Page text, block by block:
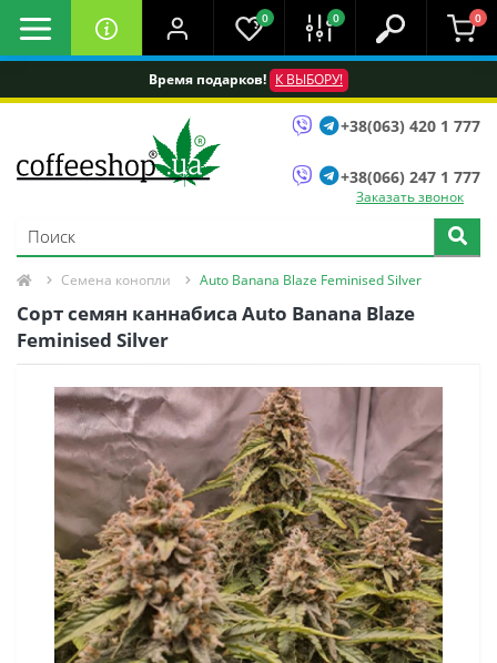
Время подарков! К ВЫБОРУ!
0 0 0
+38(063) 420 1 777
+38(066) 247 1 777
Заказать звонок
Семена конопли Auto Banana Blaze Feminised Silver
Сорт семян каннабиса Auto Banana Blaze
Feminised Silver